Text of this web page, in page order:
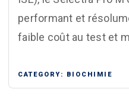
performant et
faible coût au test et
CATEGORY: BIOCHIMIE